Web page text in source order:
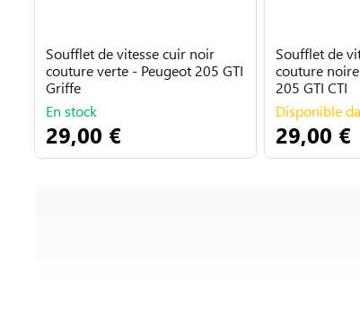
Soufflet de vitesse cuir noir
couture verte - Peugeot 205 GTI
Griffe
En stock
29,00 €
Soufflet de
couture
205 GTI CTI
Disponible
29,00 €